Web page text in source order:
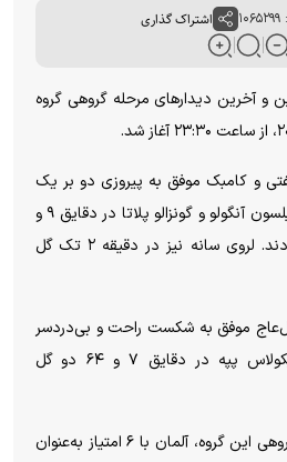
اشتراک گذاری
و آخرین دیدارهای مرحله گروهی گروه
و کامبک موفق به پیروزی دو بر یک
مقابل تیم ملی آلمان شد. نیلسون آنگولو و گونزالو پلاتا در دقایق ۹ و
۷۸ زننده گل‌های اکوادور بودند. لروی سانه نیز در دقیقه ۲ تک گل
موفق به شکست راحت و بی‌دردسر
کوراسائو با دو گل شد. نیکولاس پپه در دقایق ۷ و ۶۴ دو گل
در پایان دیدارهای مرحله گروهی این گروه، آلمان با ۶ امتیاز به‌عنوان